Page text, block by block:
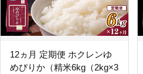
12ヵ月 定期便 ホクレンゆ
めぴりか（精米6kg（2kg×3